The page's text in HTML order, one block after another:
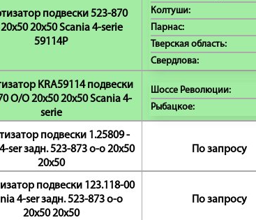
подвески 523-870
20x50 Scania 4-serie
59114P
Колтуши:
Парнас:
Тверская область:
Свердлова:
KRA59114 подвески
O/O 20x50 20x50 Scania 4-
serie
Шоссе Революции:
Рыбацкое:
подвески 1.25809 -
ser задн. 523-873 o-o 20x50
20x50
По запросу
подвески 123.118-00
4-ser задн. 523-873 o-o
20x50 20x50
По запросу